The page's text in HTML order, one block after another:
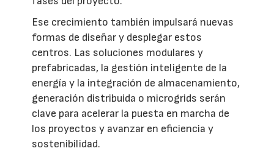
Ese crecimiento también impulsará nuevas
formas de diseñar y desplegar estos
centros. Las soluciones modulares y
prefabricadas, la gestión inteligente de la
energía y la integración de almacenamiento,
generación distribuida o microgrids serán
clave para acelerar la puesta en marcha de
los proyectos y avanzar en eficiencia y
sostenibilidad.